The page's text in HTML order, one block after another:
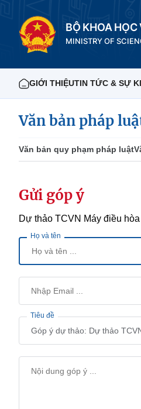
BỘ KHOA HỌC
MINISTRY OF
GIỚI THIỆUTIN TỨC & SỰ
Văn bản pháp
Văn bản quy phạm pháp luật
Gửi góp ý
Dự thảo TCVN Máy điều
Họ và tên
Tiêu đề